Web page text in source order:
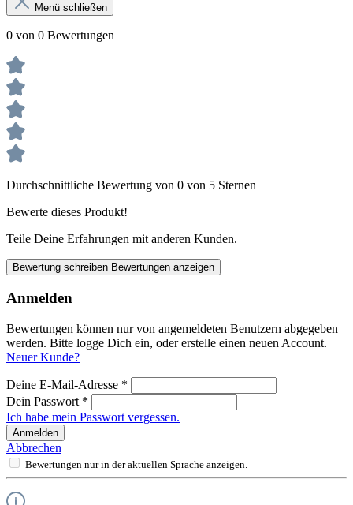
Menü schließen
0 von 0 Bewertungen
Durchschnittliche Bewertung von 0 von 5 Sternen
Bewerte dieses Produkt!
Teile Deine Erfahrungen mit anderen Kunden.
Bewertung schreiben Bewertungen anzeigen
Anmelden
Bewertungen können nur von angemeldeten Benutzern abgegeben
werden. Bitte logge Dich ein, oder erstelle einen neuen Account.
Neuer Kunde?
Deine E-Mail-Adresse *
Dein Passwort *
Ich habe mein Passwort vergessen.
Anmelden
Abbrechen
Bewertungen nur in der aktuellen Sprache anzeigen.